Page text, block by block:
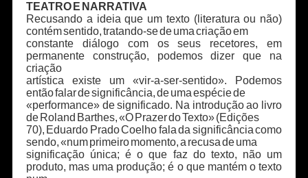
TEATRO E NARRATIVA
Recusando a ideia que um texto (literatura ou não)
contém sentido, tratando-se de uma criação em
constante diálogo com os seus recetores, em
permanente construção, podemos dizer que na
criação
artística existe um «vir-a-ser-sentido». Podemos
então falar de significância, de uma espécie de
«performance» de significado. Na introdução ao livro
de Roland Barthes, «O Prazer do Texto» (Edições
70), Eduardo Prado Coelho fala da significância como
sendo, «num primeiro momento, a recusa de uma
significação única; é o que faz do texto, não um
produto, mas uma produção; é o que mantém o texto